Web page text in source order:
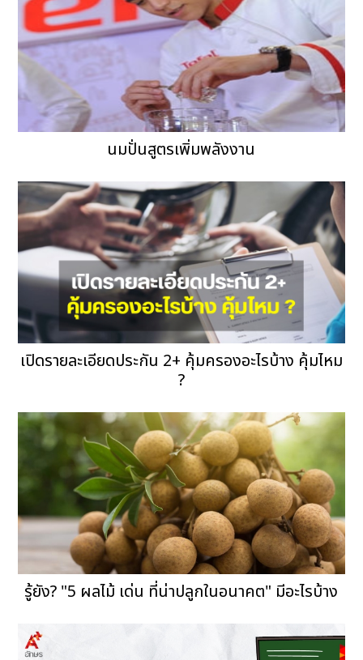
นมปั่นสูตรเพิ่มพลังงาน
เปิดรายละเอียดประกัน 2+ คุ้มครองอะไรบ้าง คุ้มไหม
?
รู้ยัง? "5 ผลไม้ เด่น ที่น่าปลูกในอนาคต" มีอะไรบ้าง